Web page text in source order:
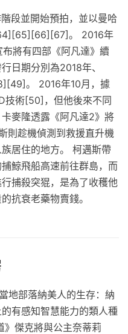
段並開始預拍，並以曼哈
。 2016年
將有四部《阿凡達》續
日期分別為2018年、
。 2016年10月，據
技術[50]，但他後來不同
麥隆透露《阿凡達2》將
則趁機偵測到救援直升機
居住的地方。 柯邁斯帶
鯨飛船高速前往群島，而
捕殺突猑，是為了收穫他
抗衰老藥物賣錢。
地部落納美人的生存：納
有感知智慧能力的類人種
》傑克將與公主奈蒂莉